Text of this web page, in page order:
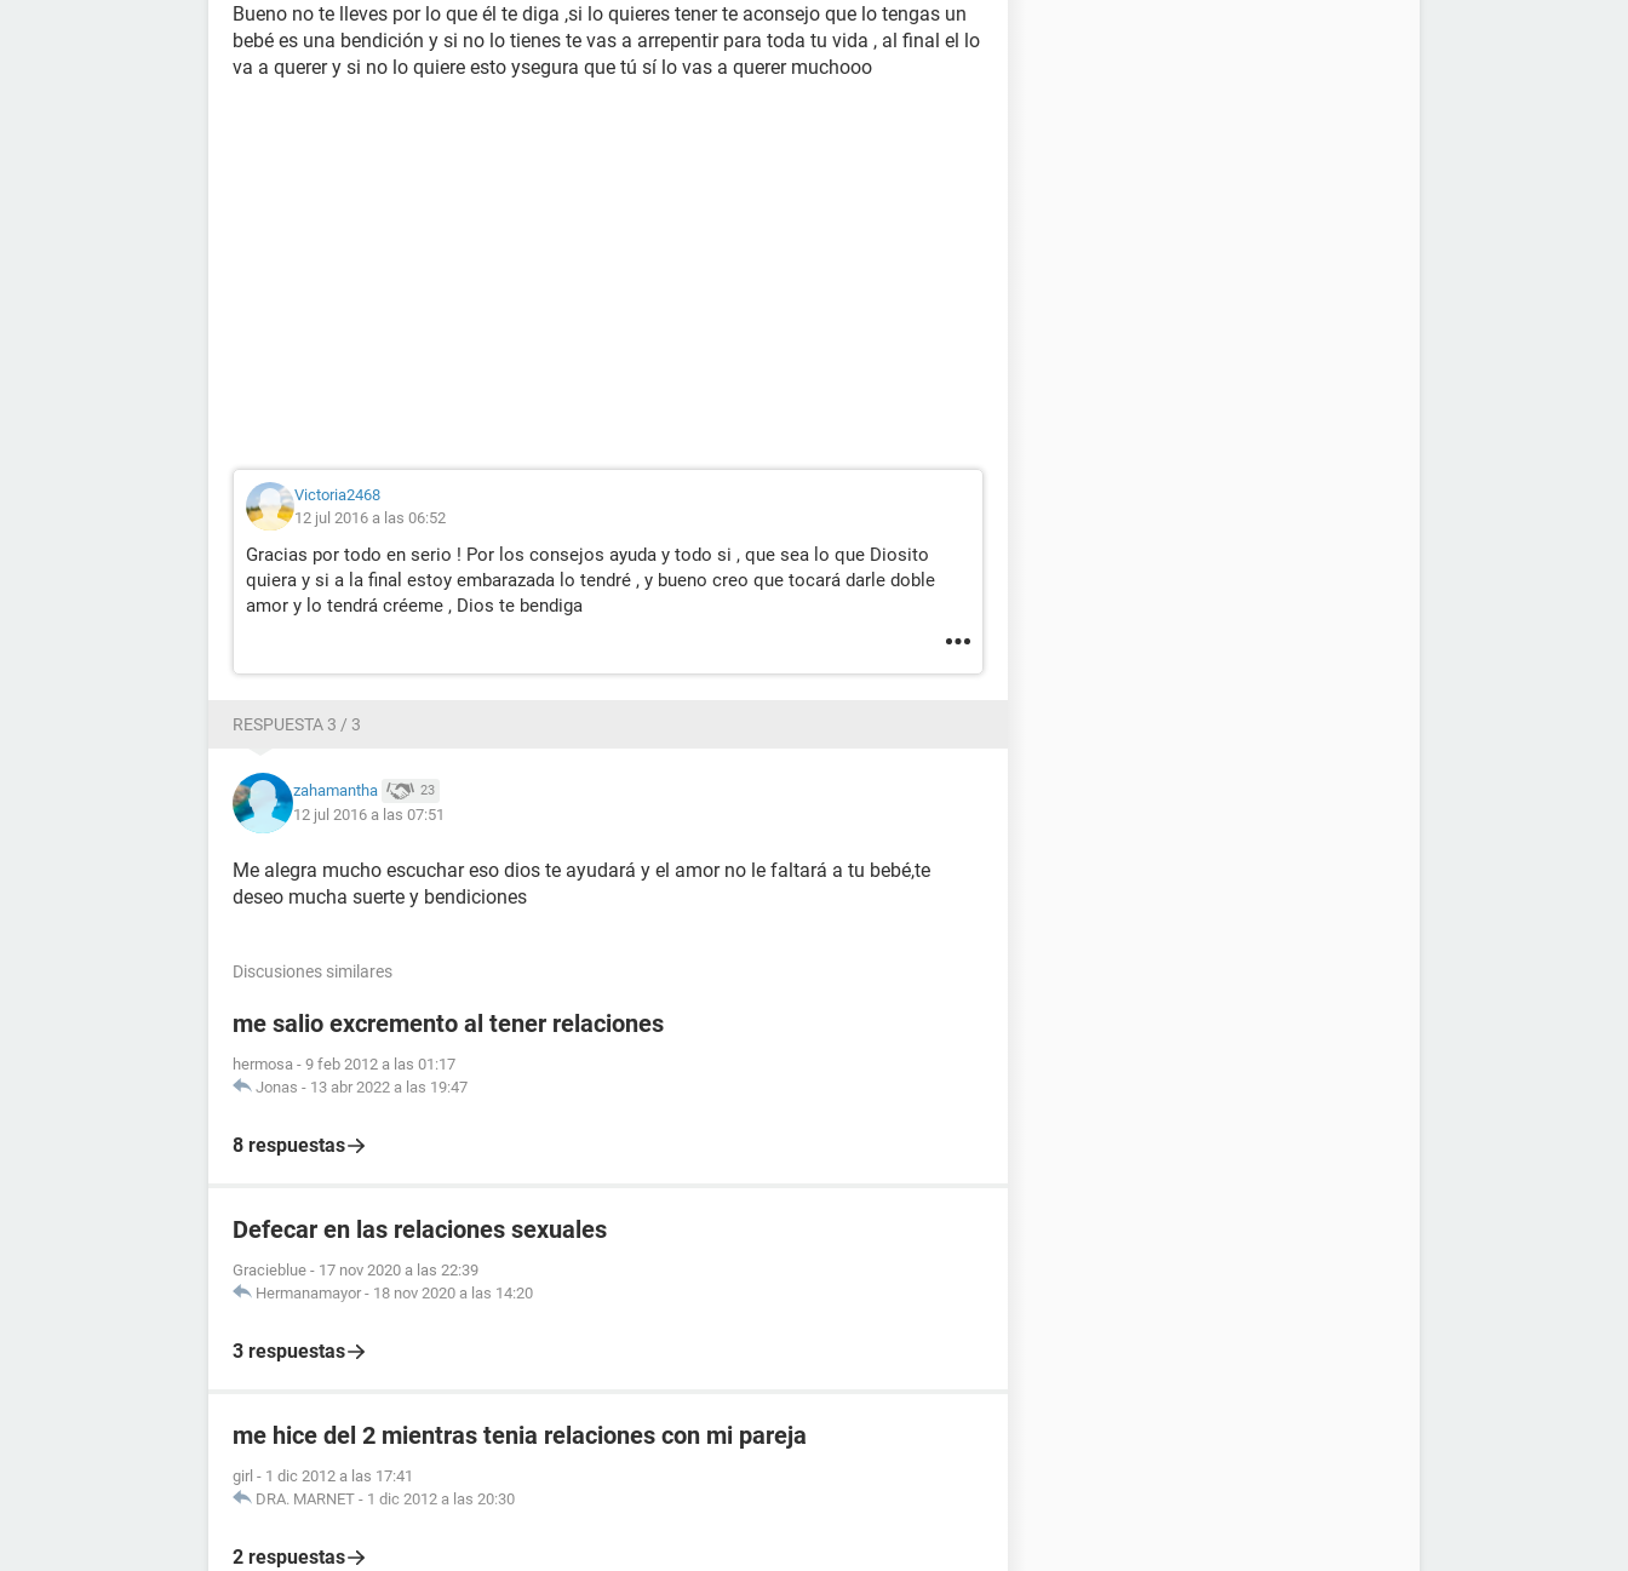
Bueno no te lleves por lo que él te diga ,si lo quieres tener te aconsejo que lo tengas un
bebé es una bendición y si no lo tienes te vas a arrepentir para toda tu vida , al final el lo
va a querer y si no lo quiere esto ysegura que tú sí lo vas a querer muchooo
Victoria2468
12 jul 2016 a las 06:52
Gracias por todo en serio ! Por los consejos ayuda y todo si , que sea lo que Diosito
quiera y si a la final estoy embarazada lo tendré , y bueno creo que tocará darle doble
amor y lo tendrá créeme , Dios te bendiga
RESPUESTA 3 / 3
zahamantha 23
12 jul 2016 a las 07:51
Me alegra mucho escuchar eso dios te ayudará y el amor no le faltará a tu bebé,te
deseo mucha suerte y bendiciones
Discusiones similares
me salio excremento al tener relaciones
hermosa - 9 feb 2012 a las 01:17
Jonas - 13 abr 2022 a las 19:47
8 respuestas
Defecar en las relaciones sexuales
Gracieblue - 17 nov 2020 a las 22:39
Hermanamayor - 18 nov 2020 a las 14:20
3 respuestas
me hice del 2 mientras tenia relaciones con mi pareja
girl - 1 dic 2012 a las 17:41
DRA. MARNET - 1 dic 2012 a las 20:30
2 respuestas